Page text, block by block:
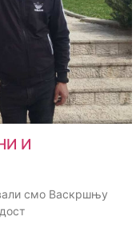
И
смо Васкршњу